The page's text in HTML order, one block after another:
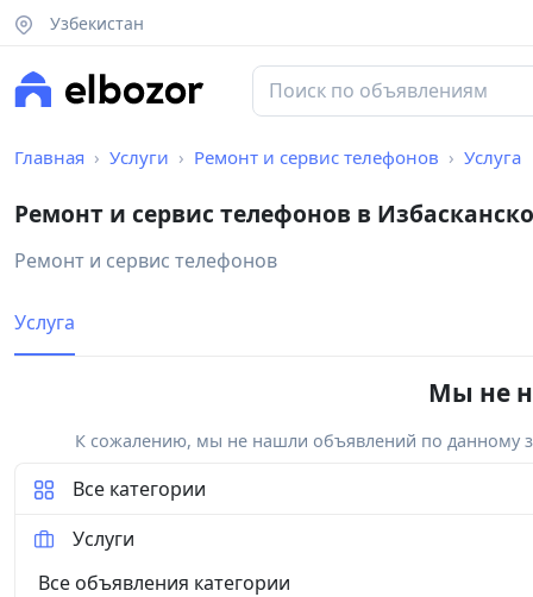
Узбекистан
Главная Услуги Ремонт и сервис телефонов Услуга
Ремонт и сервис телефонов в
Ремонт и сервис телефонов
Услуга
Мы не
К сожалению, мы не нашли объявлений по данному
Все категории
Услуги
Все объявления категории